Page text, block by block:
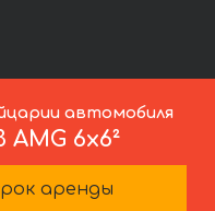
автомобиля
AMG 6x6²
аренды